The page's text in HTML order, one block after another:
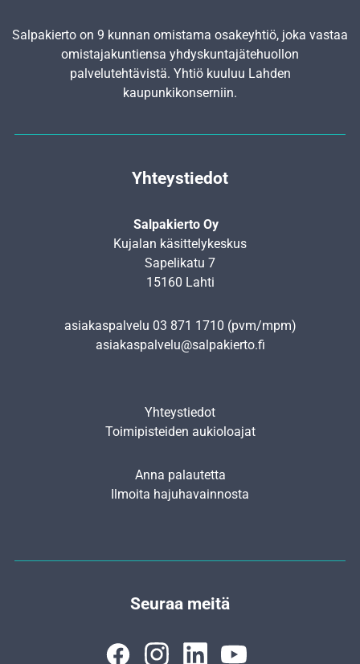
Salpakierto on 9 kunnan omistama osakeyhtiö, joka vastaa
omistajakuntiensa yhdyskunta­jätehuollon
palvelutehtävistä. Yhtiö kuuluu Lahden
kaupunkikonserniin.
Yhteystiedot
Salpakierto Oy
Kujalan käsittelykeskus
Sapelikatu 7
15160 Lahti
asiakaspalvelu 03 871 1710 (pvm/mpm)
asiakaspalvelu@salpakierto.fi
Yhteystiedot
Toimipisteiden aukioloajat
Anna palautetta
Ilmoita hajuhavainnosta
Seuraa meitä